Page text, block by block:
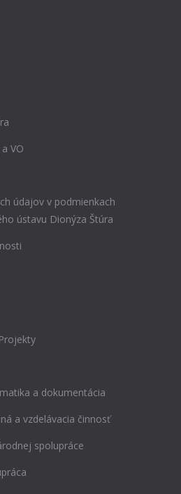
VO
údajov v podmienkach
ústavu Dionýza Štúra
a dokumentácia
a vzdelávacia činnosť
spolupráce